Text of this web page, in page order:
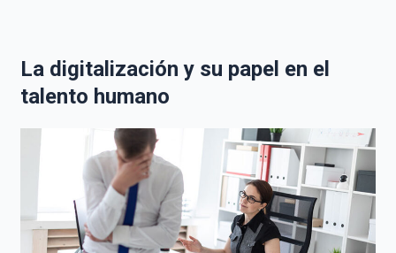
La digitalización y su papel en el
talento humano